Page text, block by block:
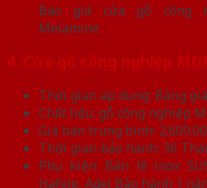
Báo giá cửa gỗ công
Melamine
4. Cửa gỗ công nghiệp
Thời gian áp dụng: Bảng
Chất liệu: gỗ công nghiệp
Giá bán trung bình:
Thời gian bảo hành: 36
Phụ kiện: Bản lề inox
Hafele, Adel Bảo hành 1